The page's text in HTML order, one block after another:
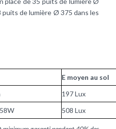
puits de lumière Ø 375 dans les
E moyen au sol
197 Lux
508 Lux